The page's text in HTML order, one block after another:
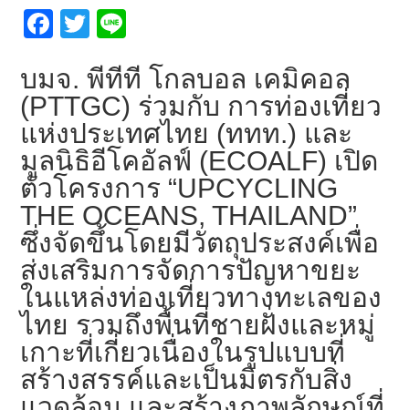
Fa
ce
b
o
o
k
T
wi
tt
er
n
e
บมจ. พีทีที โกลบอล เคมิคอล
(PTTGC) ร่วมกับ การท่องเที่ยว
แห่งประเทศไทย (ททท.) และ
มูลนิธิอีโคอัลฟ์ (ECOALF) เปิด
ตัวโครงการ “UPCYCLING
THE OCEANS, THAILAND”
ซึ่งจัดขึ้นโดยมีวัตถุประสงค์เพื่อ
ส่งเสริมการจัดการปัญหาขยะ
ในแหล่งท่องเที่ยวทางทะเลของ
ไทย รวมถึงพื้นที่ชายฝั่งและหมู่
เกาะที่เกี่ยวเนื่องในรูปแบบที่
สร้างสรรค์และเป็นมิตรกับสิ่ง